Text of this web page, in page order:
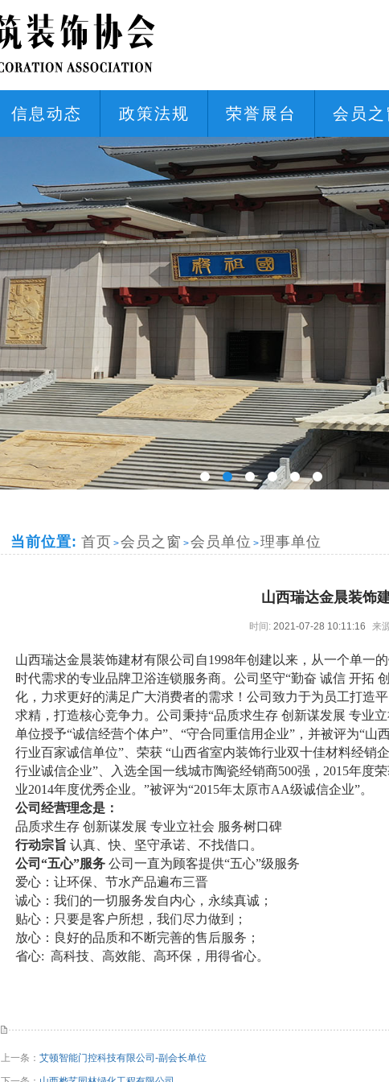
信息动态 政策法规 荣誉展台 会员之
当前位置: 首页 >会员之窗 >会员单位 >理事单位
山西瑞达金晨装饰
时间: 2021-07-28 10:11:16 来
山西瑞达金晨装饰建材有限公司自1998年创建以来，从一个单一
时代需求的专业品牌卫浴连锁服务商。公司 坚守“勤奋 诚信 开拓
化，力求更好的满足广大消费者的需求！公司致力于为员工打造
求精，打造核心竞争力。公司 秉持“品质求生存 创新谋发展 专业
单位授予“诚信经营个体户”、“守合同重信用企业”，并被评为“山
行业百家诚信单位”、荣获 “山西省室内装饰行业双十佳材料经销
行业诚信企业”、入选全国一线城市陶瓷经销商500强，2015年度
业2014年度优秀企业。”被评为“2015年太原市AA级诚信企业”。
公司经营理念是：
品质求生存 创新谋发展 专业立社会 服务树口碑
行动宗旨 认真、快、坚守承诺、不找借口。
公司 “五心”服务 公司一直为顾客提供“五心”级服务
爱心：让环保、节水产品遍布三晋
诚心：我们的一切服务发自内心，永续真诚；
贴心：只要是客户所想，我们尽力做到；
放心：良好的品质和不断完善的售后服务；
省心: 高科技、高效能、高环保，用得省心。
上一条： 艾顿智能门控科技有限公司-副会长单位